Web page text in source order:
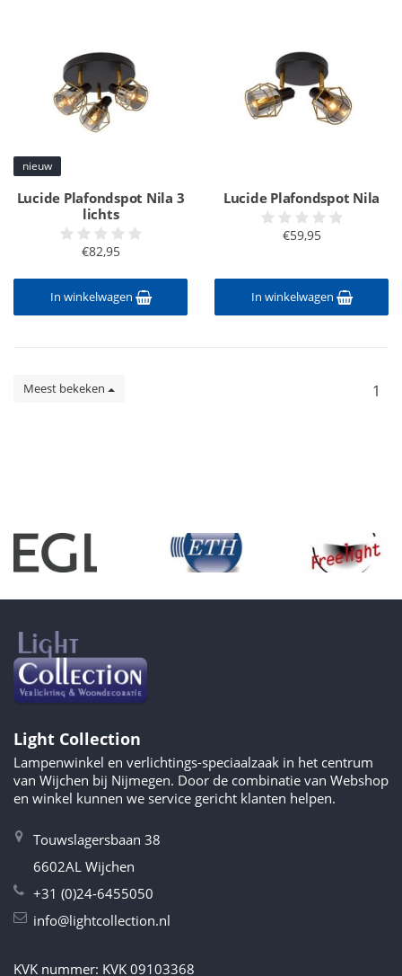
nieuw
Lucide Plafondspot Nila 3
lichts
€82,95
In winkelwagen
Lucide Plafondspot Nila
€59,95
In winkelwagen
Meest bekeken 1
Light Collection
Lampenwinkel en verlichtings-speciaalzaak in het centrum
van Wijchen bij Nijmegen. Door de combinatie van Webshop
en winkel kunnen we service gericht klanten helpen.
Touwslagersbaan 38
6602AL Wijchen
+31 (0)24-6455050
info@lightcollection.nl
KVK nummer: KVK 09103368